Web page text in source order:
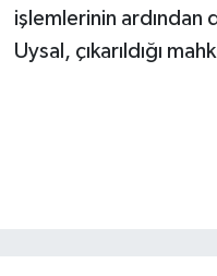
işlemlerinin ardından
Uysal, çıkarıldığı